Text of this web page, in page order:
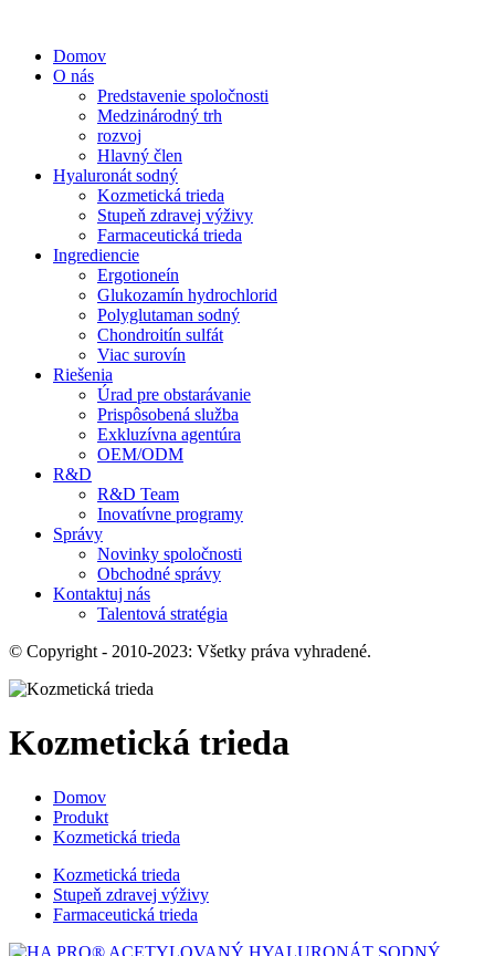
Domov
O nás
Predstavenie spoločnosti
Medzinárodný trh
rozvoj
Hlavný člen
Hyaluronát sodný
Kozmetická trieda
Stupeň zdravej výživy
Farmaceutická trieda
Ingrediencie
Ergotioneín
Glukozamín hydrochlorid
Polyglutaman sodný
Chondroitín sulfát
Viac surovín
Riešenia
Úrad pre obstarávanie
Prispôsobená služba
Exkluzívna agentúra
OEM/ODM
R&D
R&D Team
Inovatívne programy
Správy
Novinky spoločnosti
Obchodné správy
Kontaktuj nás
Talentová stratégia
© Copyright - 2010-2023: Všetky práva vyhradené.
Kozmetická trieda
Domov
Produkt
Kozmetická trieda
Kozmetická trieda
Stupeň zdravej výživy
Farmaceutická trieda